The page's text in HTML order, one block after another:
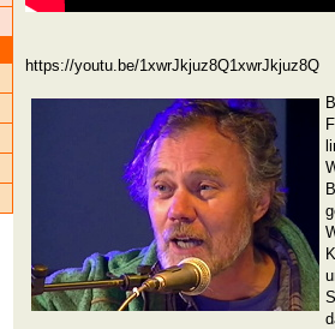
https://youtu.be/1xwrJkjuz8Q1xwrJkjuz8Q